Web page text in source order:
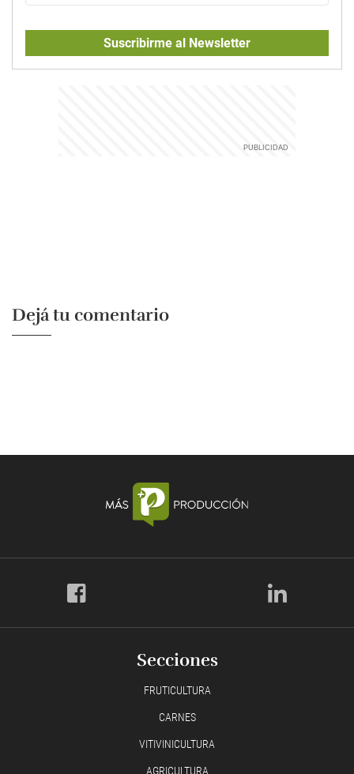
Suscribirme al Newsletter
Dejá tu comentario
Secciones
FRUTICULTURA
CARNES
VITIVINICULTURA
AGRICULTURA